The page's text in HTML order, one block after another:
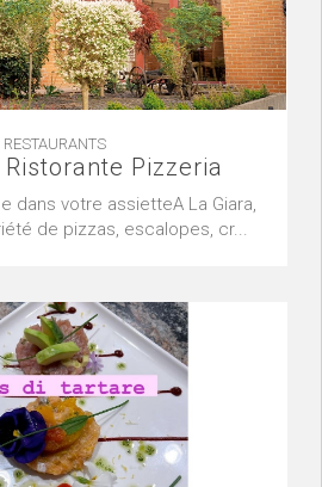
RESTAURANTS
Ristorante Pizzeria
dans votre assietteA La Giara,
de pizzas, escalopes, cr...